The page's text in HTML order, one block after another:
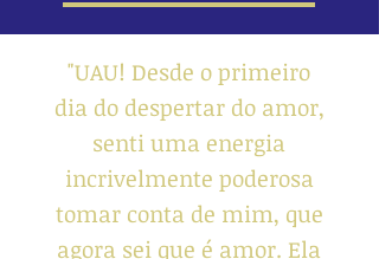
"UAU! Desde o primeiro
dia do despertar do amor,
senti uma energia
incrivelmente poderosa
tomar conta de mim, que
agora sei que é amor. Ela